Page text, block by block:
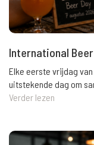
International
Elke eerste vrijdag
uitstekende dag om
Verder lezen